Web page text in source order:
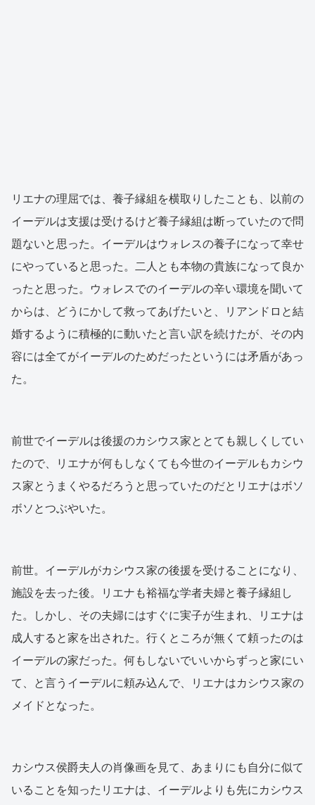
リエナの理屈では、養子縁組を横取りしたことも、以前の
イーデルは支援は受けるけど養子縁組は断っていたので問
題ないと思った。イーデルはウォレスの養子になって幸せ
にやっていると思った。二人とも本物の貴族になって良か
ったと思った。ウォレスでのイーデルの辛い環境を聞いて
からは、どうにかして救ってあげたいと、リアンドロと結
婚するように積極的に動いたと言い訳を続けたが、その内
容には全てがイーデルのためだったというには矛盾があっ
た。
前世でイーデルは後援のカシウス家ととても親しくしてい
たので、リエナが何もしなくても今世のイーデルもカシウ
ス家とうまくやるだろうと思っていたのだとリエナはボソ
ボソとつぶやいた。
前世。イーデルがカシウス家の後援を受けることになり、
施設を去った後。リエナも裕福な学者夫婦と養子縁組し
た。しかし、その夫婦にはすぐに実子が生まれ、リエナは
成人すると家を出された。行くところが無くて頼ったのは
イーデルの家だった。何もしないでいいからずっと家にい
て、と言うイーデルに頼み込んで、リエナはカシウス家の
メイドとなった。
カシウス侯爵夫人の肖像画を見て、あまりにも自分に似て
いることを知ったリエナは、イーデルよりも先にカシウス